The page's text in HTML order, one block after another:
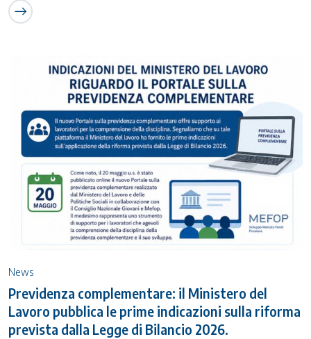
News
Previdenza complementare: il Ministero del
Lavoro pubblica le prime indicazioni sulla riforma
prevista dalla Legge di Bilancio 2026.